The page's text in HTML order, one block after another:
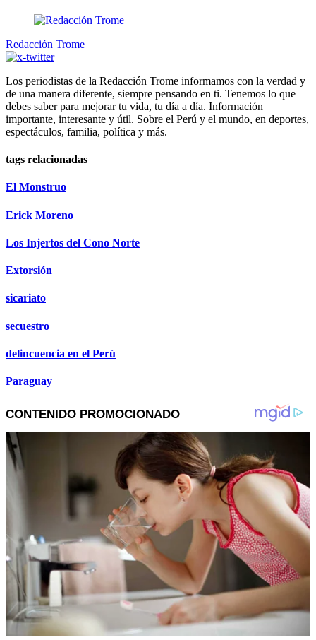
Redacción Trome
Los periodistas de la Redacción Trome informamos con la verdad y
de una manera diferente, siempre pensando en ti. Tenemos lo que
debes saber para mejorar tu vida, tu día a día. Información
importante, interesante y útil. Sobre el Perú y el mundo, en deportes,
espectáculos, familia, política y más.
tags relacionadas
El Monstruo
Erick Moreno
Los Injertos del Cono Norte
Extorsión
sicariato
secuestro
delincuencia en el Perú
Paraguay